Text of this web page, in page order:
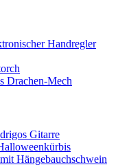
Handregler
Drachen-Mech
Gitarre
Hängebauchschwein